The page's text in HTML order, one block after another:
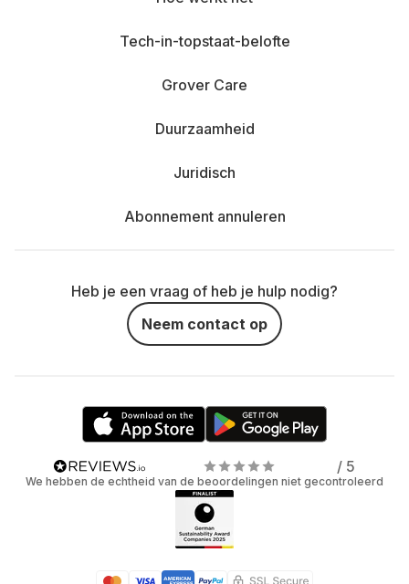
Tech-in-topstaat-belofte
Grover Care
Duurzaamheid
Juridisch
Abonnement annuleren
Heb je een vraag of heb je hulp nodig?
Neem contact op
/ 5
We hebben de echtheid van de beoordelingen niet gecontroleerd